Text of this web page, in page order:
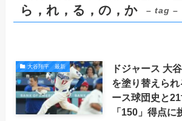
ら，れ，る，の，か
– tag –
大谷翔平 最新
ドジャース 大
を塗り替えら
ース球団史と
「150」得点に